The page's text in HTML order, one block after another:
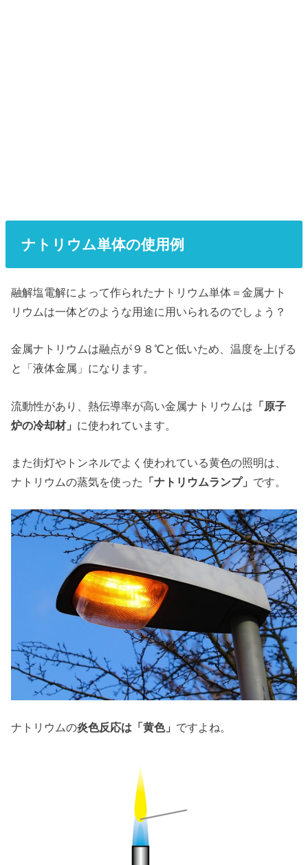
ナトリウム単体の使用例
融解塩電解によって作られたナトリウム単体＝金属ナト
リウムは一体どのような用途に用いられるのでしょう？
金属ナトリウムは融点が９８℃と低いため、温度を上げる
と「液体金属」になります。
流動性があり、熱伝導率が高い金属ナトリウムは 「原子
炉の冷却材」 に使われています。
また街灯やトンネルでよく使われている黄色の照明は、
ナトリウムの蒸気を使った
「ナトリウムランプ」 です。
ナトリウムの炎色反応は「黄色」 ですよね。